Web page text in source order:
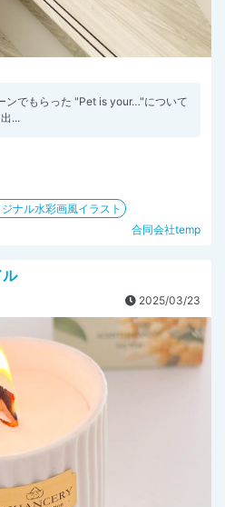
ンでもらった "Pet is your…"について
...
ナル水彩画風イラスト
合同会社temp
2025/03/23